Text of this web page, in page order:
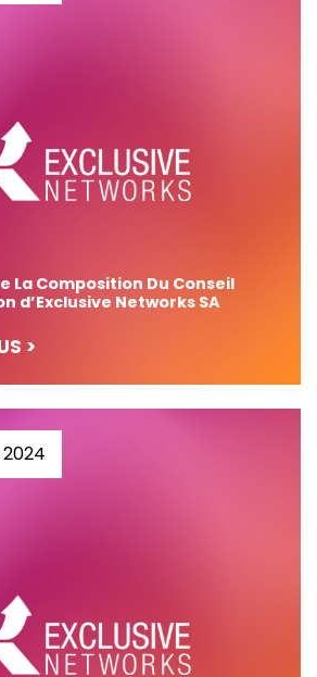
La Composition Du Conseil
d’Exclusive Networks SA
>